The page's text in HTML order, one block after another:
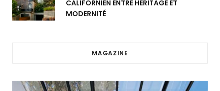
CALIFORNIEN ENTRE HÉRITAGE ET
MODERNITÉ
MAGAZINE